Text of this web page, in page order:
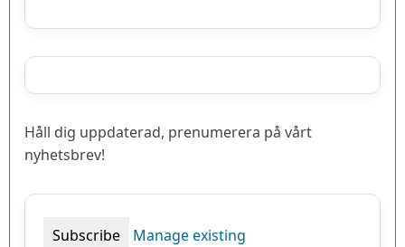
Håll dig uppdaterad, prenumerera på vårt
nyhetsbrev!
Manage existing